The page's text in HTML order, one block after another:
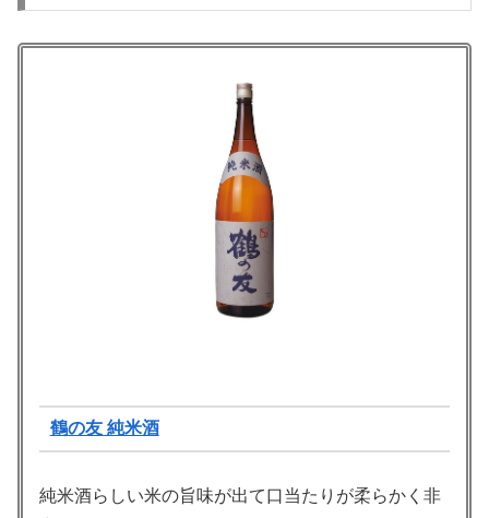
鶴の友 純米酒
純米酒らしい米の旨味が出て口当たりが柔らかく非